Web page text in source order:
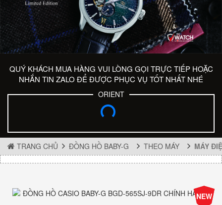
QUÝ KHÁCH MUA HÀNG VUI LÒNG GỌI TRỰC TIẾP HOẶC
NHẮN TIN ZALO ĐỂ ĐƯỢC PHỤC VỤ TỐT NHẤT NHÉ
ORIENT
TRANG CHỦ ĐỒNG HỒ BABY-G THEO MÁY MÁY
-25%
Giá
NEW